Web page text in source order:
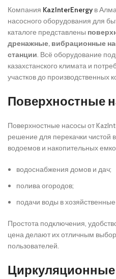
Компания KazInterEnergy в
насосного оборудования для
каталоге представлены
дренажные, вибрационные
станции. Всё оборудование
казахстанского климата и
участков до производственных
Поверхностные
Поверхностные насосы от
решение для перекачки чистой
водоемов и накопительных
водоснабжения домов и дач;
полива огородов;
подачи воды в
Простота подключения,
цена делают их отличным
пользователей.
Циркуляционные